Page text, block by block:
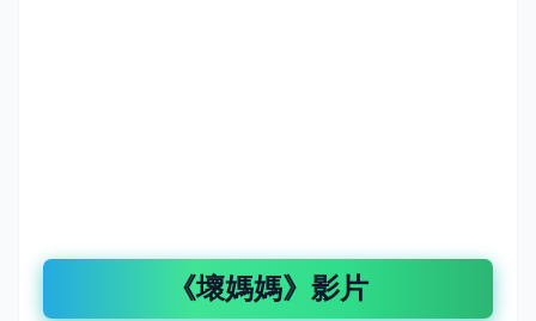
《壞媽媽》影片